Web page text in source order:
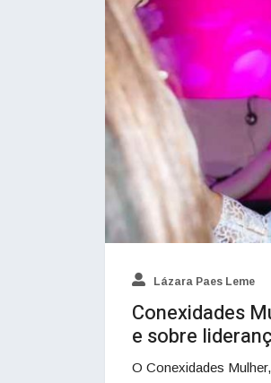
Lázara Paes Leme
Conexidades
e sobre
O Conexidades